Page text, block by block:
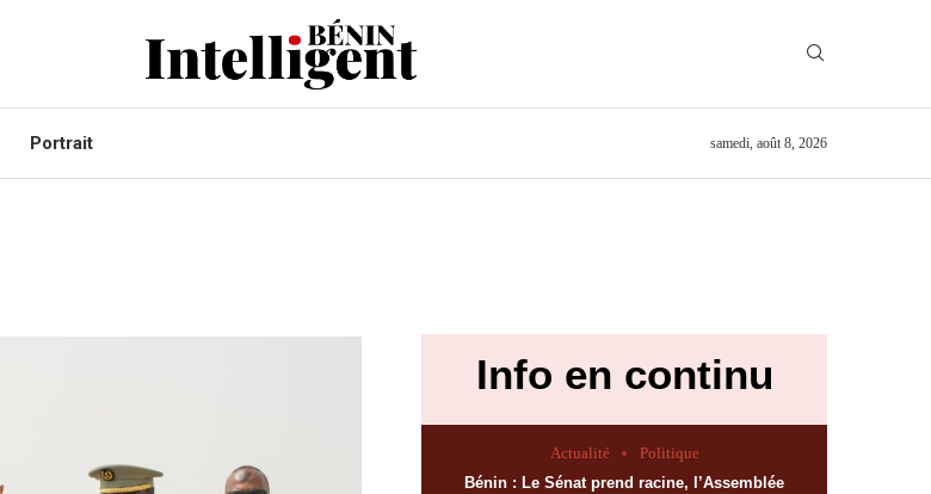
Portrait samedi, août 8, 2026
Info en continu
Actualité
Politique
Bénin : Le Sénat prend racine, l’Assemblée